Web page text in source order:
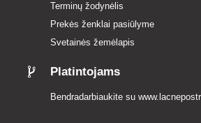
Terminų žodynėlis
Prekės ženklai pasiūlyme
Svetainės žemėlapis
Platintojams
Bendradarbiaukite su